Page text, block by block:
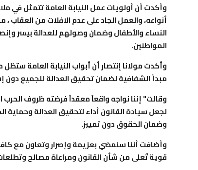
وأكدت أن أولويات عمل النيابة العامة تتمثل في
أنواعه، والعمل الجاد على عدم الافلات من
النساء والأطفال وضمان وصولهم للعدالة بيسر
المواطنين.
وأكدت مولانا إنتصار أن أبواب النيابة العامة
مبدأ الشفافية لضمان تحقيق العدالة للجميع دون
وقالت" إننا نواجه واقعاً معقداً فرضته ظروف
لجعل سيادة القانون أداء لتحقيق العدالة وحماية
وضمان الحقوق دون تمييز.
وأضافت أننا سنمضي بعزيمة وإصرار وتعاون مع
قوية تْعلى من شأن القانون ومراعاة مصالح